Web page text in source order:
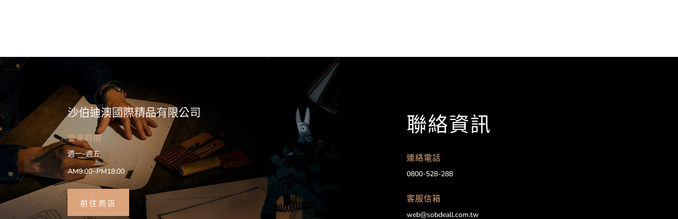
沙伯迪澳國際精品有限公司
營業時間
週一~週五
AM9:00~PM18:00
前往商店
聯絡資訊
連絡電話
0800-528-288
客服信箱
web@sobdeall.com.tw